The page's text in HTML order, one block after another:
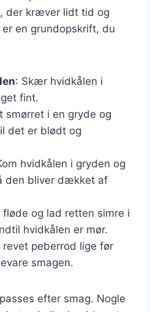
der kræver lidt tid og
en grundopskrift, du
: Skær hvidkålen i
fint.
smørret i en gryde og
det er blødt og
hvidkålen i gryden og
den bliver dækket af
og lad retten simre i
hvidkålen er mør.
peberrod lige før
smagen.
efter smag. Nogle